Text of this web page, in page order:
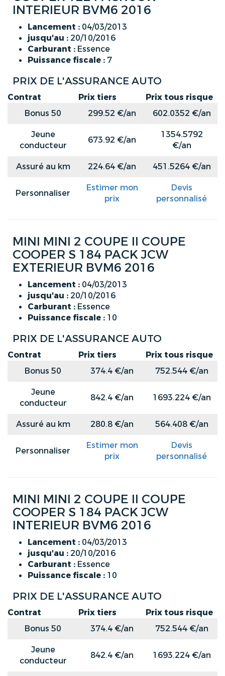
INTERIEUR BVM6 2016
Lancement : 04/03/2013
jusqu'au : 20/10/2016
Carburant : Essence
Puissance fiscale : 7
PRIX DE L'ASSURANCE AUTO
Contrat Prix tiers
Prix tous risque
Bonus 50
299.52 €/an
602.0352 €/an
Jeune
conducteur
673.92 €/an
1354.5792
€/an
Assuré au km
224.64 €/an 451.5264 €/an
Personnaliser
Estimer mon
prix
Devis
personnalisé
MINI MINI 2 COUPE II COUPE
COOPER S 184 PACK JCW
EXTERIEUR BVM6 2016
Lancement : 04/03/2013
jusqu'au : 20/10/2016
Carburant : Essence
Puissance fiscale : 10
PRIX DE L'ASSURANCE AUTO
Contrat Prix tiers
Prix tous risque
Bonus 50
374.4 €/an
752.544 €/an
Jeune
conducteur
842.4 €/an 1693.224 €/an
Assuré au km 280.8 €/an 564.408 €/an
Personnaliser
Estimer mon
prix
Devis
personnalisé
MINI MINI 2 COUPE II COUPE
COOPER S 184 PACK JCW
INTERIEUR BVM6 2016
Lancement : 04/03/2013
jusqu'au : 20/10/2016
Carburant : Essence
Puissance fiscale : 10
PRIX DE L'ASSURANCE AUTO
Contrat Prix tiers
Prix tous risque
Bonus 50
374.4 €/an
752.544 €/an
Jeune
conducteur
842.4 €/an 1693.224 €/an